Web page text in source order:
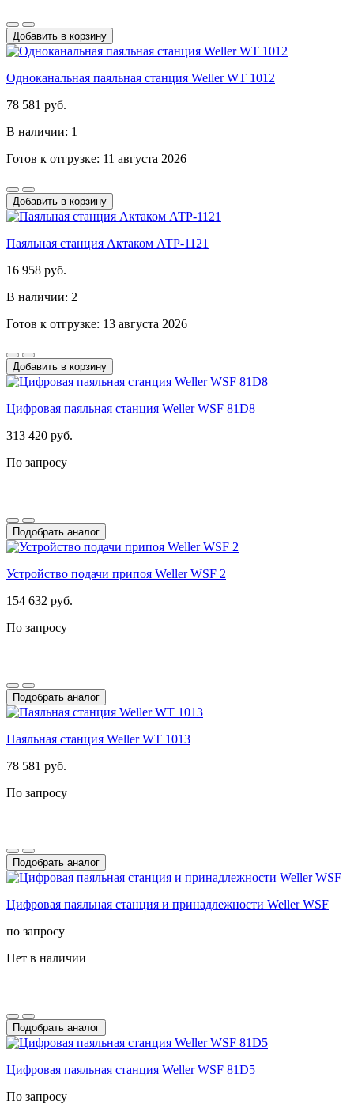
Добавить в корзину
Одноканальная паяльная станция Weller WT 1012
78 581 руб.
В наличии: 1
Готов к отгрузке: 11 августа 2026
Добавить в корзину
Паяльная станция Актаком АТР-1121
16 958 руб.
В наличии: 2
Готов к отгрузке: 13 августа 2026
Добавить в корзину
Цифровая паяльная станция Weller WSF 81D8
313 420 руб.
По запросу
Подобрать аналог
Устройство подачи припоя Weller WSF 2
154 632 руб.
По запросу
Подобрать аналог
Паяльная станция Weller WT 1013
78 581 руб.
По запросу
Подобрать аналог
Цифровая паяльная станция и принадлежности Weller WSF
по запросу
Нет в наличии
Подобрать аналог
Цифровая паяльная станция Weller WSF 81D5
По запросу